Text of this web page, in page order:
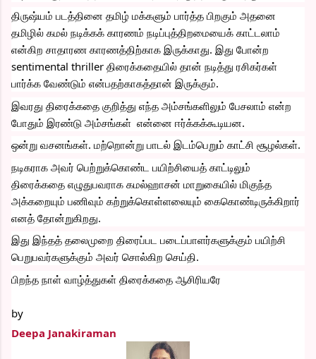
திருஷ்யம்‌ படத்தினை தமிழ் மக்களும் பார்த்த பிறகும் அதனை
தமிழில் கமல் நடிக்கக் காரணம் நடிப்புத்திறமையைக் காட்டலாம்
என்கிற‌ சாதாரண காரணத்திற்காக இருக்காது. இது போன்ற
sentimental thriller திரைக்கதையில் தான் நடித்து ரசிகர்கள்
பார்க்க வேண்டும் என்பதற்காகத்தான் இருக்கும்.
இவரது திரைக்கதை குறித்து எந்த அம்சங்களிலும் பேசலாம் என்ற
போதும் இரண்டு அம்சங்கள்  என்னை ஈர்க்கக்கூடியன.
ஒன்று வசனங்கள். மற்றொன்று பாடல் இடம்பெறும் காட்சி சூழல்கள்.
நடிகராக அவர் பெற்றுக்கொண்ட பயிற்சியைத் காட்டிலும்
திரைக்கதை எழுதுபவராக‌ கமல்ஹாசன்‌ மாறுகையில் மிகுந்த
அக்கறையும் பணிவும் கற்றுக்கொள்ளலையும் கைகொண்டிருக்கிறார்
எனத் தோன்றுகிறது.
இது இந்தத் தலைமுறை திரைப்பட படைப்பாளர்களுக்கும் பயிற்சி
பெறுபவர்களுக்கும் அவர் சொல்கிற செய்தி.
பிறந்த நாள் வாழ்த்துகள் திரைக்கதை ஆசிரியரே
by
Deepa Janakiraman